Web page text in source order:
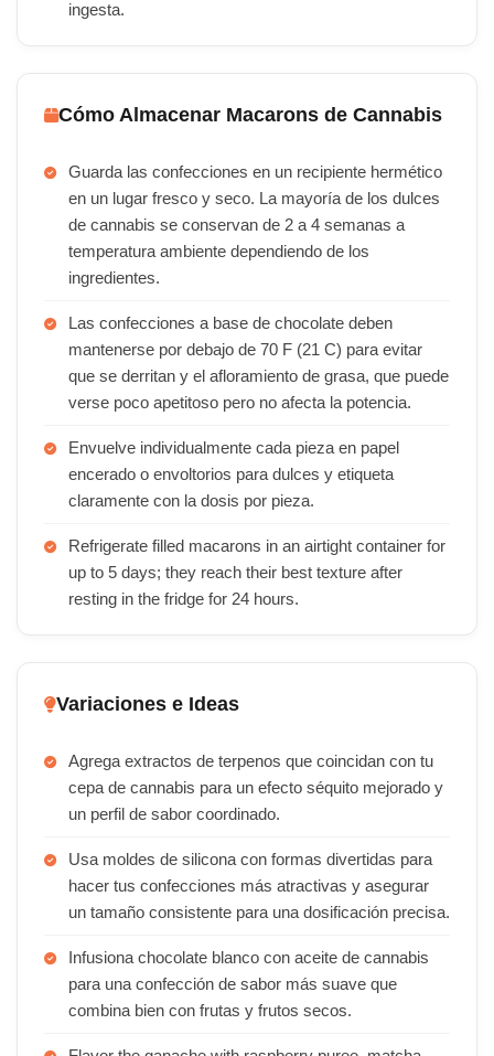
ingesta.
Cómo Almacenar Macarons de Cannabis
Guarda las confecciones en un recipiente hermético
en un lugar fresco y seco. La mayoría de los dulces
de cannabis se conservan de 2 a 4 semanas a
temperatura ambiente dependiendo de los
ingredientes.
Las confecciones a base de chocolate deben
mantenerse por debajo de 70 F (21 C) para evitar
que se derritan y el afloramiento de grasa, que puede
verse poco apetitoso pero no afecta la potencia.
Envuelve individualmente cada pieza en papel
encerado o envoltorios para dulces y etiqueta
claramente con la dosis por pieza.
Refrigerate filled macarons in an airtight container for
up to 5 days; they reach their best texture after
resting in the fridge for 24 hours.
Variaciones e Ideas
Agrega extractos de terpenos que coincidan con tu
cepa de cannabis para un efecto séquito mejorado y
un perfil de sabor coordinado.
Usa moldes de silicona con formas divertidas para
hacer tus confecciones más atractivas y asegurar
un tamaño consistente para una dosificación precisa.
Infusiona chocolate blanco con aceite de cannabis
para una confección de sabor más suave que
combina bien con frutas y frutos secos.